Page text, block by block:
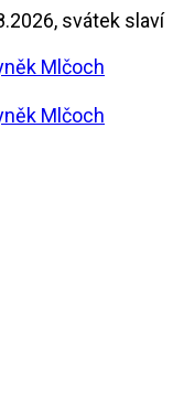
, svátek slaví